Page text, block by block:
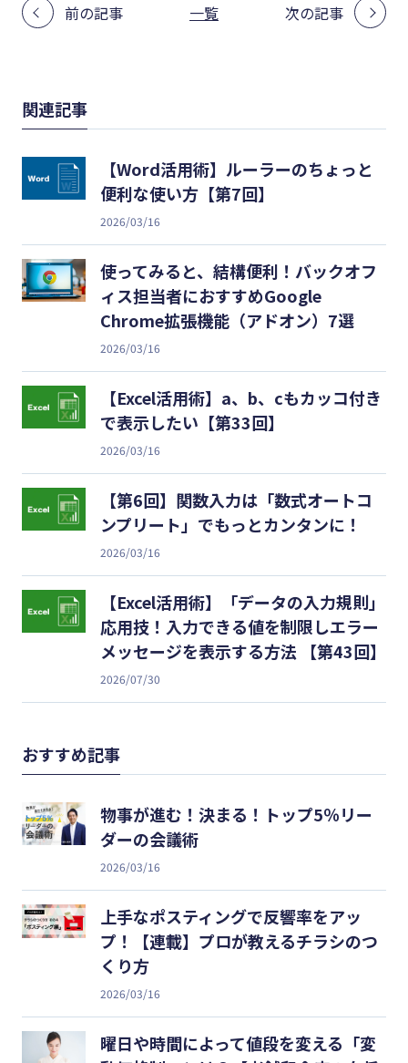
前の記事 一覧 次の記事
関連記事
【Word活用術】ルーラーのちょっと
便利な使い方【第7回】
2026/03/16
使ってみると、結構便利！バックオフ
ィス担当者におすすめGoogle
Chrome拡張機能（アドオン）7選
2026/03/16
【Excel活用術】a、b、cもカッコ付き
で表示したい【第33回】
2026/03/16
【第6回】関数入力は「数式オートコ
ンプリート」でもっとカンタンに！
2026/03/16
【Excel活用術】「データの入力規則」
応用技！入力できる値を制限しエラー
メッセージを表示する方法 【第43回】
2026/07/30
おすすめ記事
物事が進む！決まる！トップ5％リー
ダーの会議術
2026/03/16
上手なポスティングで反響率をアッ
プ！【連載】プロが教えるチラシのつ
くり方
2026/03/16
曜日や時間によって値段を変える「変